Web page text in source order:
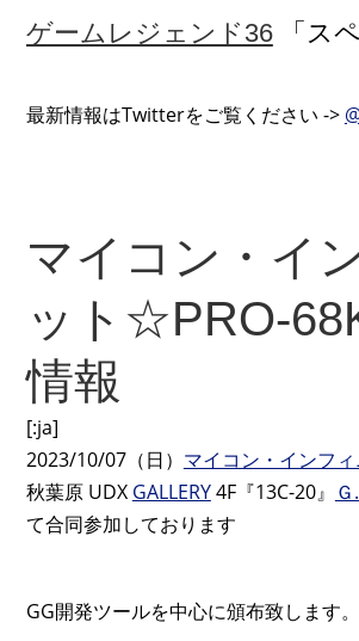
ゲームレジェンド36「スペ
最新情報はTwitterをご覧ください ->
マイコン・イ
ット☆PRO-
情報
[:ja]
2023/10/07（日） マイコン・インフ
秋葉原 UDX GALLERY4F『13C-20』
て合同参加しております
GG開発ツールを中心に頒布致します。